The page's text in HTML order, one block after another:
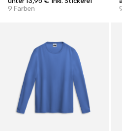
9 Farben